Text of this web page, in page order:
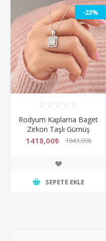
-23%
Damla Zirkon Taşlı
Otantik Gümüş Bayan
Kolye Ucu
1921,00₺ 2497,00₺
SEPETE EKLE